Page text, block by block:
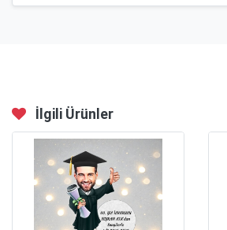
İlgili Ürünler